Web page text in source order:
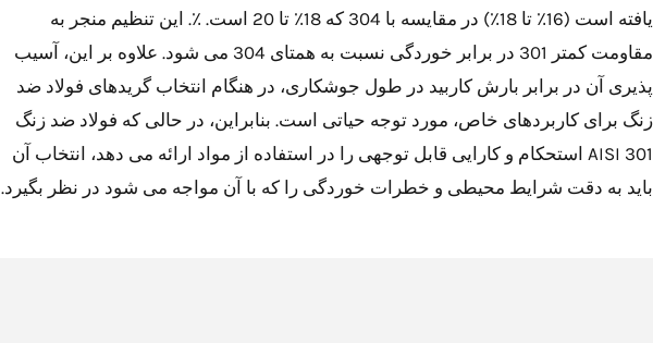
یافته است (16٪ تا 18٪) در مقایسه با 304 که 18٪ تا 20 است. ٪. این تنظیم منجر به
مقاومت کمتر 301 در برابر خوردگی نسبت به همتای 304 می شود. علاوه بر این، آسیب
پذیری آن در برابر بارش کاربید در طول جوشکاری، در هنگام انتخاب گریدهای فولاد ضد
زنگ برای کاربردهای خاص، مورد توجه حیاتی است. بنابراین، در حالی که فولاد ضد زنگ
AISI 301 استحکام و کارایی قابل توجهی را در استفاده از مواد ارائه می دهد، انتخاب آن
باید به دقت شرایط محیطی و خطرات خوردگی را که با آن مواجه می شود در نظر بگیرد.